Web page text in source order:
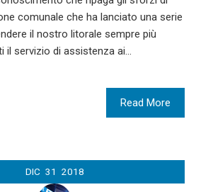
comunale che ha lanciato una serie
il nostro litorale sempre più
il servizio di assistenza ai…
Read More
DIC 31 2018